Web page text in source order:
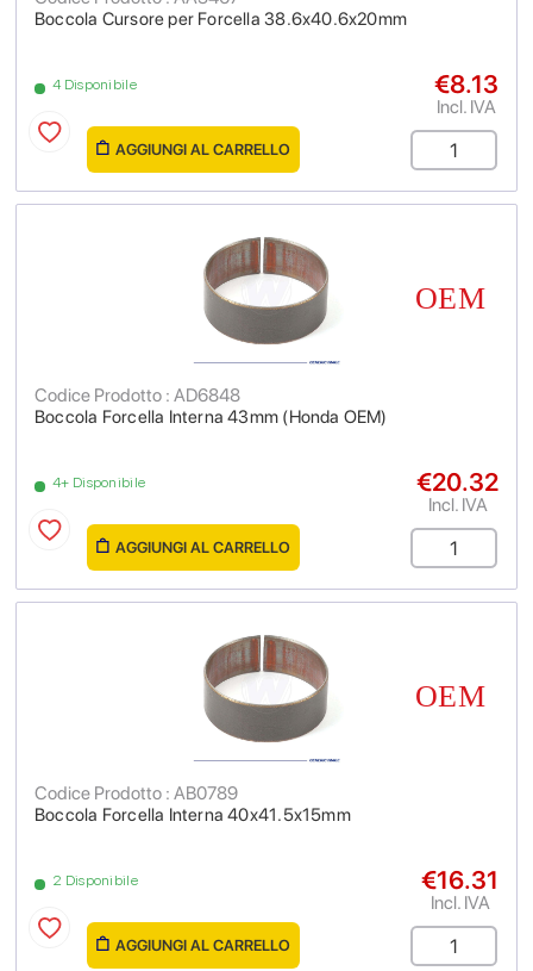
Boccola Cursore per Forcella 38.6x40.6x20mm
4 Disponibile €8.13
Incl. IVA
AGGIUNGI AL CARRELLO
Boccola Forcella Interna 43mm (Honda OEM)
Codice Prodotto : AD6848
4+ Disponibile €20.32
Incl. IVA
AGGIUNGI AL CARRELLO
Boccola Forcella Interna 40x41.5x15mm
Codice Prodotto : AB0789
2 Disponibile €16.31
Incl. IVA
AGGIUNGI AL CARRELLO